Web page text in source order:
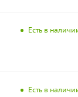
Есть в
Есть в